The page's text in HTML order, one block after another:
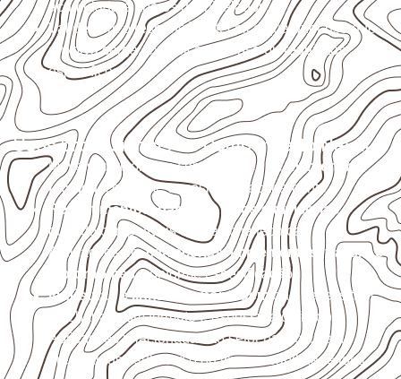
acumulada e apoios desnivelados.
Valide com o responsável técnico qualquer uso que
envolva carga, exposição intensa ou requisitos
específicos.
Usos profissionais do Compensado Naval
Móveis, divisórias e componentes de marcenaria
técnica, conforme exposição e acabamento.
Revestimentos, paredes, pisos e divisórias,
quando compatíveis com a ficha técnica.
Aplicações emcarrocerias, implementos, trailers e
motorhomes, conforme especificação.
Indústrias e linhas de montagem que necessitam
de chapas com formato e espessura definidos.
Aplicações relacionadas ao setor náutico, sem
presumir uso submerso ou impermeabilidade total.